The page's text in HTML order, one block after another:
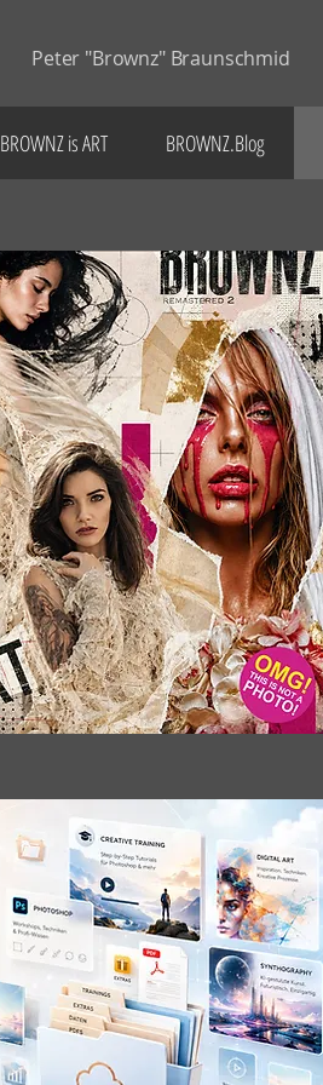
Peter "Brownz" Braunschmid
BROWNZ is ART BROWNZ.Blog